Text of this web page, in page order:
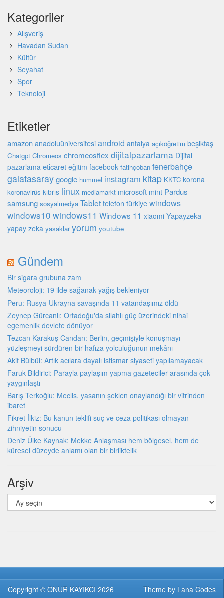
Kategoriler
Alışveriş
Havadan Sudan
Kültür
Seyahat
Spor
Teknoloji
Etiketler
amazon anadoluüniversitesi android antalya açıköğretim beşiktaş
Chatgpt Chromeos chromeosflex dijitalpazarlama Dijital
pazarlama eticaret eğitim facebook fatihçoban fenerbahçe
galatasaraygoogle hummel instagram kitap KKTC korona
koronavirüs kıbrıs linux mediamarkt microsoft mint Pardus
samsung sosyalmedya Tablet telefon türkiyewindows
windows10 windows11 Windows 11 xiaomi Yapayzeka
yapay zeka yasaklar yorum youtube
Gündem
Bir sigara grubuna zam
Meteoroloji: 19 ilde sağanak yağış bekleniyor
Peru: Rusya-Ukrayna savaşında 11 vatandaşımız öldü
Zeynep Gürcanlı: Ortadoğu'da silahlı güç üzerindeki nihai
egemenlik devlete dönüyor
Tezcan Karakuş Candan: Berlin, geçmişiyle konuşmayı
yüzleşmeyi sürdüren bir hafıza yolculuğunun mekânı
Akif Bülbül: Artık acılara dayalı istismar siyaseti yapılamayacak
Faruk Bildirici: Parayla paylaşım yapma gazeteciler arasında çok
yaygınlaştı
Barış Terkoğlu: Meclis, yasanın şeklen onaylandığı bir vitrinden
ibaret
Fikret İlkiz: Bu kanun teklifi suç ve ceza politikası olmayan
zihniyetin sonucu
Deniz Ülke Kaynak: Mekke Anlaşması hem bölgesel, hem de
küresel düzeyde an­lamı olan bir birliktelik
Arşiv
Arşiv
Theme by Lana Codes
Copyright © ONUR KAYIKCI 2026